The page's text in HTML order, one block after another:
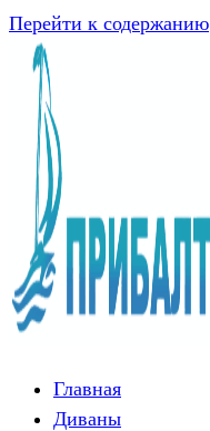
Перейти к содержанию
Главная
Диваны